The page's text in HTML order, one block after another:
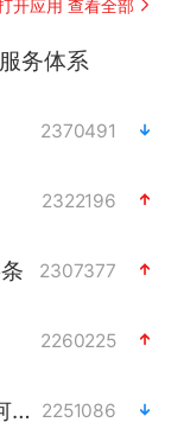
开应用 查看全部
务体系
2370491
2322196
2307377
2260225
四川宜宾5.5级地震后余震为何不断 2251086